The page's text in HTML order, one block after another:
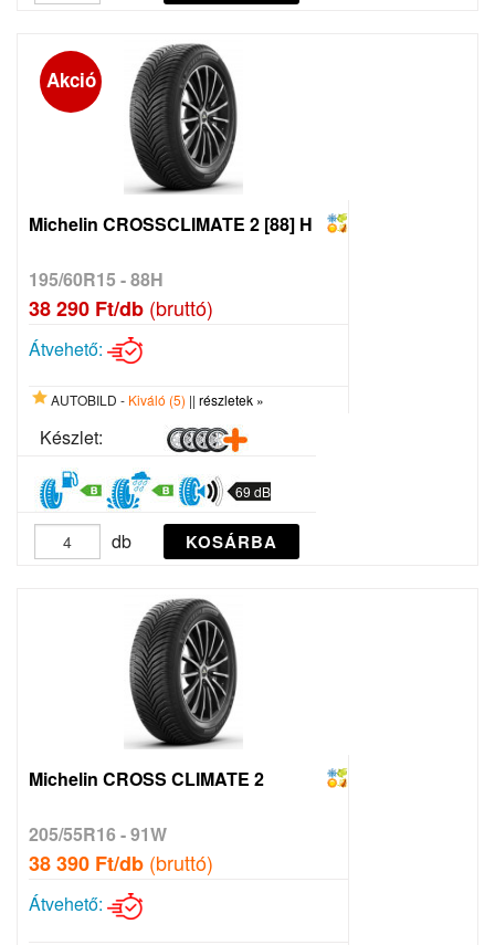
Akció
Michelin CROSSCLIMATE 2 [88] H
195/60R15 - 88H
38 290 Ft/db (bruttó)
Átvehető:
AUTOBILD - Kiváló (5) || részletek »
Készlet:
69 dB
db KOSÁRBA
Michelin CROSS CLIMATE 2
205/55R16 - 91W
38 390 Ft/db (bruttó)
Átvehető: